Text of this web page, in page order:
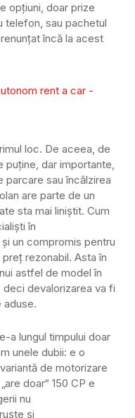
opțiuni, doar prize
telefon, sau pachetul
încă la acest
loc. De aceea, de
dar importante,
parcare sau încălzirea
are parte de un
sta mai liniștit. Cum
în
un compromis pentru
rezonabil. Asta în
astfel de model în
devalorizarea va fi
aduse.
a lungul timpului doar
unele dubii: e o
de motorizare
doar“ 150 CP e
nu
și